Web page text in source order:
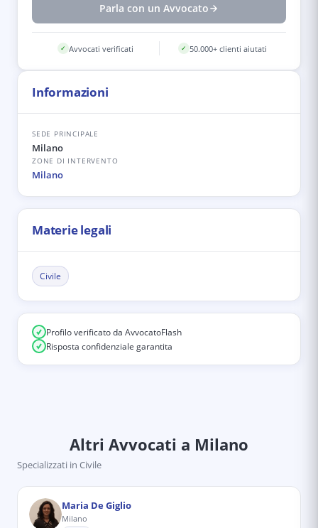
Parla con un Avvocato
✓ Avvocati verificati ✓ 50.000+ clienti aiutati
Informazioni
SEDE PRINCIPALE
Milano
ZONE DI INTERVENTO
Milano
Materie legali
Civile
Profilo verificato da AvvocatoFlash
Risposta confidenziale garantita
Altri Avvocati a Milano
Specializzati in Civile
Maria De Giglio
Milano